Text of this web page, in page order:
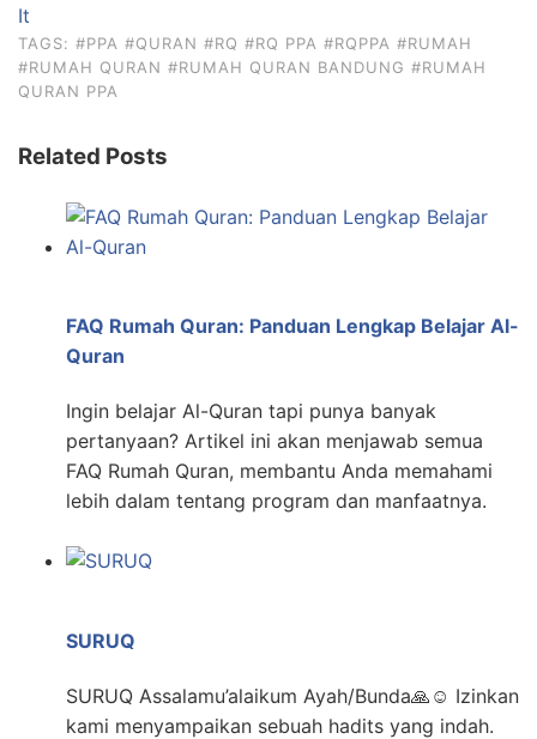
It
TAGS: #PPA #QURAN #RQ #RQ PPA #RQPPA #RUMAH
#RUMAH QURAN #RUMAH QURAN BANDUNG #RUMAH
QURAN PPA
Related Posts
FAQ Rumah Quran: Panduan Lengkap Belajar Al-
Quran
Ingin belajar Al-Quran tapi punya banyak
pertanyaan? Artikel ini akan menjawab semua
FAQ Rumah Quran, membantu Anda memahami
lebih dalam tentang program dan manfaatnya.
SURUQ
SURUQ Assalamu’alaikum Ayah/Bunda🙏☺️ Izinkan
kami menyampaikan sebuah hadits yang indah.